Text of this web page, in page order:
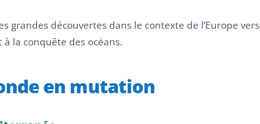
grandes découvertes dans le contexte de l’Europe
la conquête des océans.
en mutation